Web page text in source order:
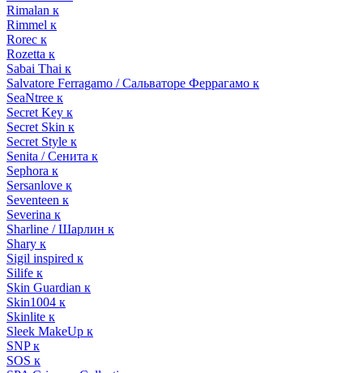
Rimalan к
Rimmel к
Rorec к
Rozetta к
Sabai Thai к
Salvatore Ferragamo / Сальваторе Феррагамо к
SeaNtree к
Secret Key к
Secret Skin к
Secret Style к
Senita / Сенита к
Sephora к
Sersanlove к
Seventeen к
Severina к
Sharline / Шарлин к
Shary к
Sigil inspired к
Silife к
Skin Guardian к
Skin1004 к
Skinlite к
Sleek MakeUp к
SNP к
SOS к